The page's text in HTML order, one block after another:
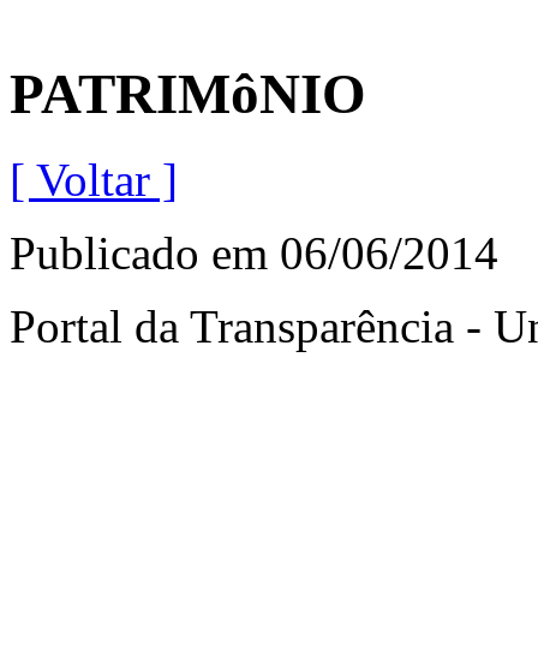
PATRIMôNIO
[ Voltar ]
Publicado em 06/06/2014
Portal da Transparência -